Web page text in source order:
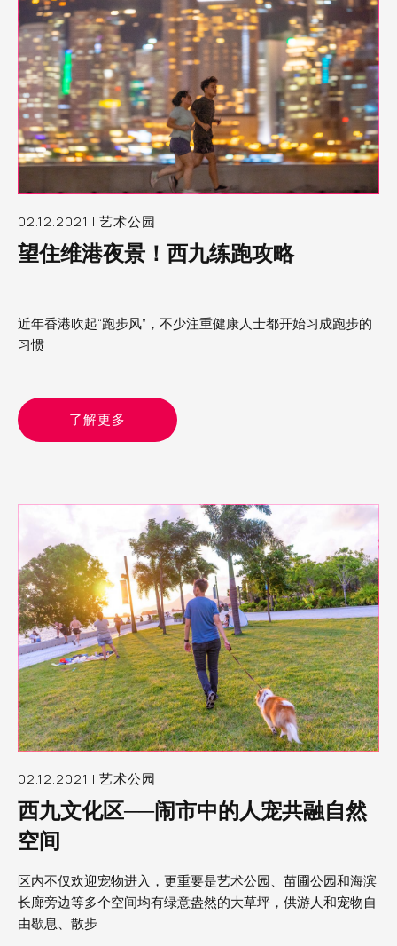
02.12.2021 | 艺术公园
望住维港夜景！西九练跑攻略
近年香港吹起“跑步风”，不少注重健康人士都开始习成跑步的
习惯
了解更多
02.12.2021 | 艺术公园
西九文化区──闹市中的人宠共融自然
空间
区内不仅欢迎宠物进入，更重要是艺术公园、苗圃公园和海滨
长廊旁边等多个空间均有绿意盎然的大草坪，供游人和宠物自
由歇息、散步